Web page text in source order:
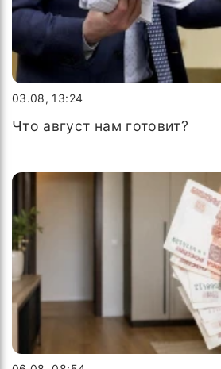
03.08, 13:24
Что август нам готовит?